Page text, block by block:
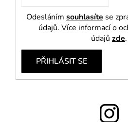
Odesláním souhlasíte se
údajů. Více informací o
údajů zde.
PŘIHLÁSIT SE